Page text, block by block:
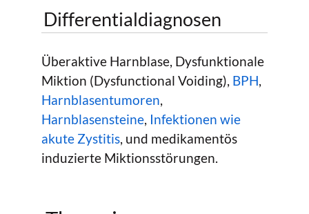
Differentialdiagnosen
Überaktive Harnblase, Dysfunktionale
Miktion (Dysfunctional Voiding), BPH
Harnblasentumoren
Harnblasensteine Infektionen wie
akute Zystitis , und medikamentös
induzierte Miktionsstörungen.